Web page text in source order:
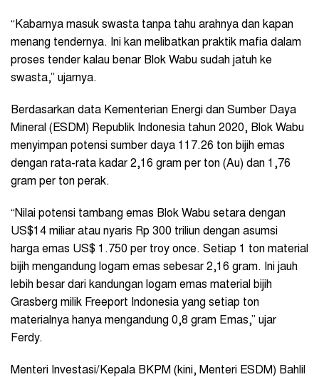
“Kabarnya masuk swasta tanpa tahu arahnya dan kapan
menang tendernya. Ini kan melibatkan praktik mafia dalam
proses tender kalau benar Blok Wabu sudah jatuh ke
swasta,” ujarnya.
Berdasarkan data Kementerian Energi dan Sumber Daya
Mineral (ESDM) Republik Indonesia tahun 2020, Blok Wabu
menyimpan potensi sumber daya 117.26 ton bijih emas
dengan rata-rata kadar 2,16 gram per ton (Au) dan 1,76
gram per ton perak.
“Nilai potensi tambang emas Blok Wabu setara dengan
US$14 miliar atau nyaris Rp 300 triliun dengan asumsi
harga emas US$ 1.750 per troy once. Setiap 1 ton material
bijih mengandung logam emas sebesar 2,16 gram. Ini jauh
lebih besar dari kandungan logam emas material bijih
Grasberg milik Freeport Indonesia yang setiap ton
materialnya hanya mengandung 0,8 gram Emas,” ujar
Ferdy.
Menteri Investasi/Kepala BKPM (kini, Menteri ESDM) Bahlil